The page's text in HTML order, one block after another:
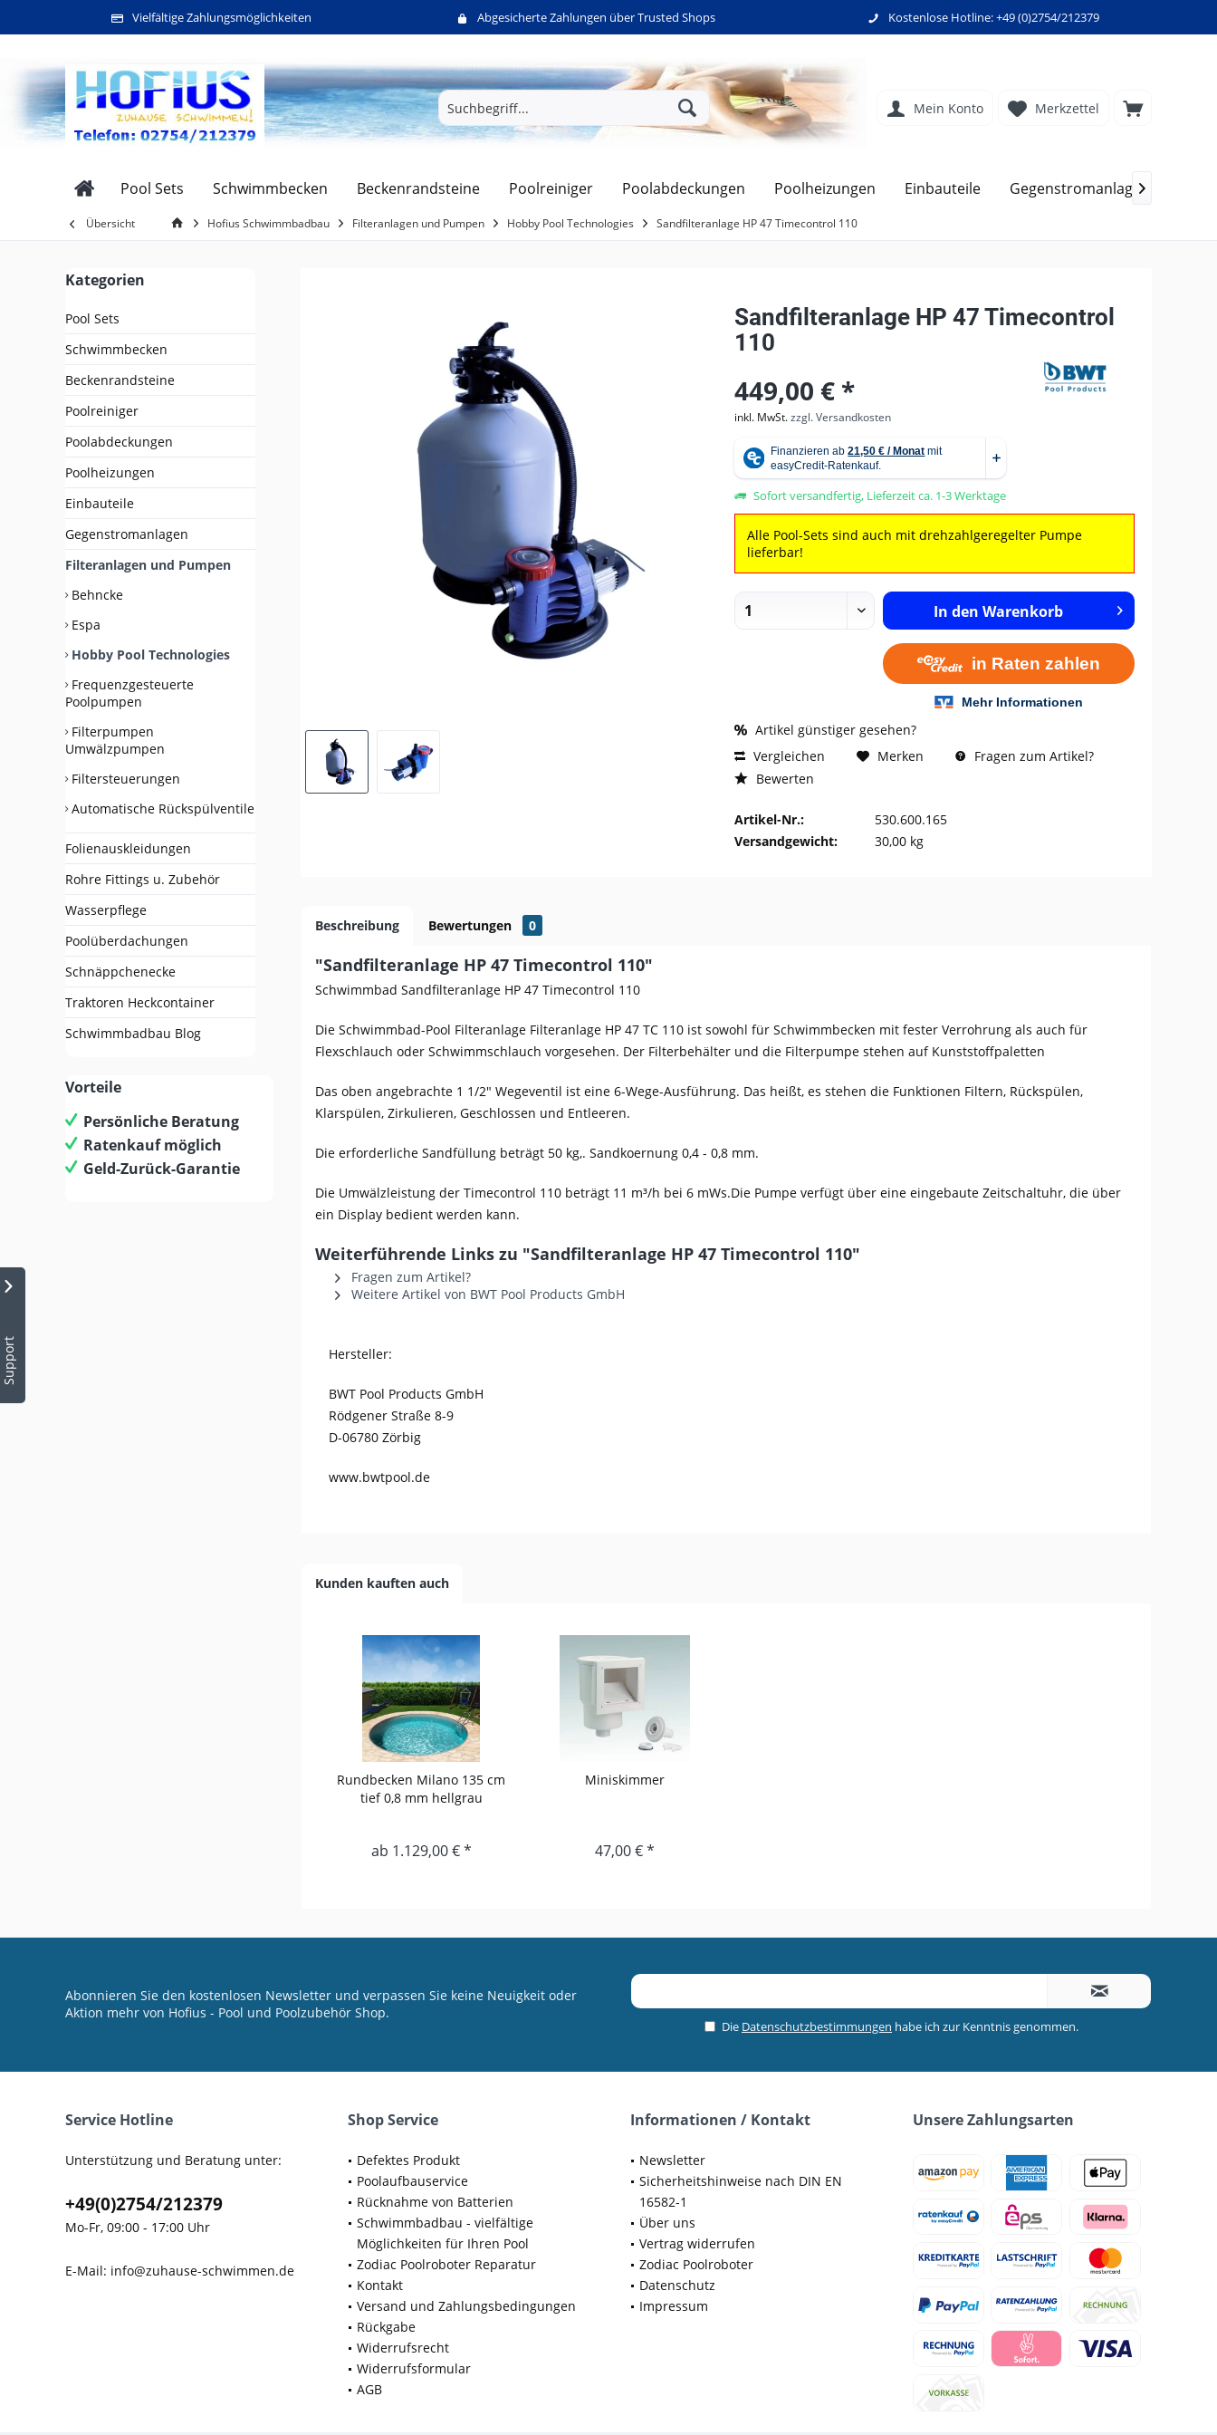
Support
Vielfältige Zahlungsmöglichkeiten Abgesicherte Zahlungen über Trusted Shops Kostenlose Hotline: +49 (0)2754/212379
Merkzettel
Mein Konto
Pool Sets Schwimmbecken Beckenrandsteine Poolreiniger Poolabdeckungen Poolheizungen Einbauteile Gegenstromanlagen

Übersicht Hofius Schwimmbadbau Filteranlagen und Pumpen Hobby Pool Technologies Sandfilteranlage HP 47 Timecontrol 110
Kategorien
Pool Sets
Schwimmbecken
Beckenrandsteine
Poolreiniger
Poolabdeckungen
Poolheizungen
Einbauteile
Gegenstromanlagen
Filteranlagen und Pumpen
Behncke
Espa
Hobby Pool Technologies
Frequenzgesteuerte
Poolpumpen
Filterpumpen
Umwälzpumpen
Filtersteuerungen
Automatische Rückspülventile
Folienauskleidungen
Rohre Fittings u. Zubehör
Wasserpflege
Poolüberdachungen
Schnäppchenecke
Traktoren Heckcontainer
Schwimmbadbau Blog
Vorteile
Persönliche Beratung
Ratenkauf möglich
Geld-Zurück-Garantie
Sandfilteranlage HP 47 Timecontrol
110
449,00 € *
inkl. MwSt.zzgl. Versandkosten
Sofort versandfertig, Lieferzeit ca. 1-3 Werktage
Alle Pool-Sets sind auch mit drehzahlgeregelter Pumpe
lieferbar!
In den Warenkorb
Artikel günstiger gesehen?
Vergleichen
Merken
Fragen zum Artikel?
Bewerten
Artikel-Nr.:
530.600.165
Versandgewicht:
30,00 kg
Beschreibung Bewertungen 0
"Sandfilteranlage HP 47 Timecontrol 110"
Schwimmbad Sandfilteranlage HP 47 Timecontrol 110
Die Schwimmbad-Pool Filteranlage Filteranlage HP 47 TC 110 ist sowohl für Schwimmbecken mit fester Verrohrung als auch für
Flexschlauch oder Schwimmschlauch vorgesehen. Der Filterbehälter und die Filterpumpe stehen auf Kunststoffpaletten
Das oben angebrachte 1 1/2" Wegeventil ist eine 6-Wege-Ausführung. Das heißt, es stehen die Funktionen Filtern, Rückspülen,
Klarspülen, Zirkulieren, Geschlossen und Entleeren.
Die erforderliche Sandfüllung beträgt 50 kg,. Sandkoernung 0,4 - 0,8 mm.
Die Umwälzleistung der Timecontrol 110 beträgt 11 m³/h bei 6 mWs.Die Pumpe verfügt über eine eingebaute Zeitschaltuhr, die über
ein Display bedient werden kann.
Weiterführende Links zu "Sandfilteranlage HP 47 Timecontrol 110"
Fragen zum Artikel?
Weitere Artikel von BWT Pool Products GmbH
Hersteller:
BWT Pool Products GmbH
Rödgener Straße 8-9
D-06780 Zörbig
www.bwtpool.de
Kunden kauften auch
Rundbecken Milano 135 cm
tief 0,8 mm hellgrau
ab 1.129,00 € *
Miniskimmer
47,00 € *
Abonnieren Sie den kostenlosen Newsletter und verpassen Sie keine Neuigkeit oder
Aktion mehr von Hofius - Pool und Poolzubehör Shop.
Die Datenschutzbestimmungen habe ich zur Kenntnis genommen.
Service Hotline
Unterstützung und Beratung unter:
+49(0)2754/212379
Mo-Fr, 09:00 - 17:00 Uhr
E-Mail: info@zuhause-schwimmen.de
Shop Service
Defektes Produkt
Poolaufbauservice
Rücknahme von Batterien
Schwimmbadbau - vielfältige
Möglichkeiten für Ihren Pool
Zodiac Poolroboter Reparatur
Kontakt
Versand und Zahlungsbedingungen
Rückgabe
Widerrufsrecht
Widerrufsformular
AGB
Informationen / Kontakt
Newsletter
Sicherheitshinweise nach DIN EN
16582-1
Über uns
Vertrag widerrufen
Zodiac Poolroboter
Datenschutz
Impressum
Unsere Zahlungsarten